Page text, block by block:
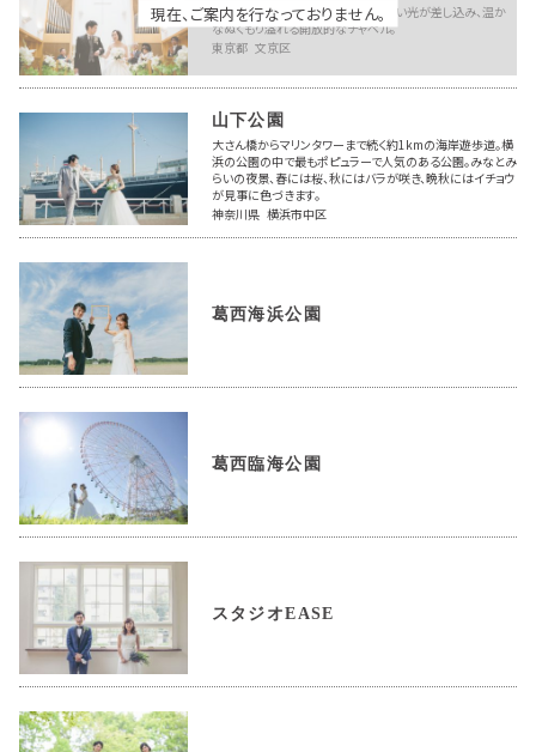
現在、ご案内を行なっておりません。
天井高のある広々とした空間に明るい光が差し込み、温か
なぬくもり溢れる開放的なチャペル。
東京都 文京区
山下公園
大さん橋からマリンタワーまで続く約1kmの海岸遊歩道。横
浜の公園の中で最もポピュラーで人気のある公園。みなとみ
らいの夜景、春には桜、秋にはバラが咲き、晩秋にはイチョウ
が見事に色づきます。
神奈川県 横浜市中区
葛西海浜公園
葛西臨海公園
スタジオEASE